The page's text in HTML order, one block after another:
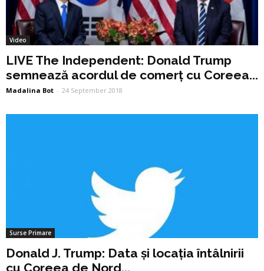
Video
LIVE The Independent: Donald Trump
semnează acordul de comerț cu Coreea...
Madalina Bot - 24 September 2018
Surse Primare
Donald J. Trump: Data și locația întâlnirii
cu Coreea de Nord...